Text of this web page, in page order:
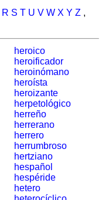
R S T U V W X Y Z ,
heroico
heroificador
heroinómano
heroísta
heroizante
herpetológico
herreño
herrerano
herrero
herrumbroso
hertziano
hespañol
hespéride
hetero